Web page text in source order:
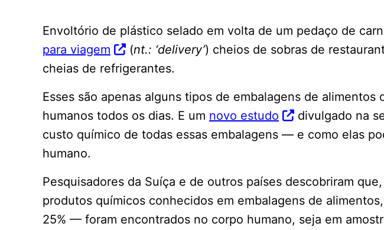
Envoltório de plástico selado em volta de um pedaço de
para viagem
(nt.: ‘delivery’) cheios de sobras de
cheias de refrigerantes.
Esses são apenas alguns tipos de embalagens de alimentos
humanos todos os dias. E um novo estudo
divulgado na
custo químico de todas essas embalagens — e como elas
humano.
Pesquisadores da Suíça e de outros países descobriram
produtos químicos conhecidos em embalagens de
25% — foram encontrados no corpo humano, seja em